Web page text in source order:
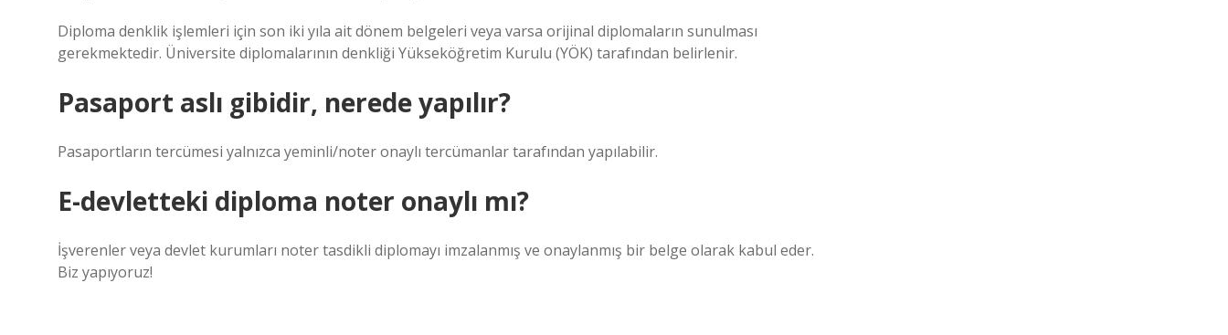
Diploma denklik işlemleri için son iki yıla ait dönem belgeleri veya varsa orijinal diplomaların sunulması
gerekmektedir. Üniversite diplomalarının denkliği Yükseköğretim Kurulu (YÖK) tarafından belirlenir.
Pasaport aslı gibidir, nerede yapılır?
Pasaportların tercümesi yalnızca yeminli/noter onaylı tercümanlar tarafından yapılabilir.
E-devletteki diploma noter onaylı mı?
İşverenler veya devlet kurumları noter tasdikli diplomayı imzalanmış ve onaylanmış bir belge olarak kabul eder.
Biz yapıyoruz!